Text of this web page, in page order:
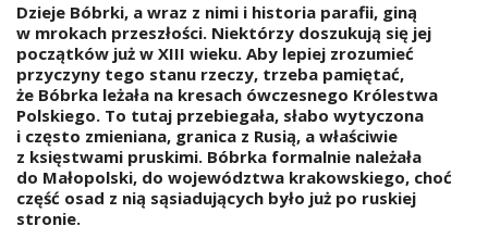
Dzieje Bóbrki, a wraz z nimi i historia parafii, giną
w mrokach przeszłości. Niektórzy doszukują się jej
początków już w XIII wieku. Aby lepiej zrozumieć
przyczyny tego stanu rzeczy, trzeba pamiętać,
że Bóbrka leżała na kresach ówczesnego Królestwa
Polskiego. To tutaj przebiegała, słabo wytyczona
i często zmieniana, granica z Rusią, a właściwie
z księstwami pruskimi. Bóbrka formalnie należała
do Małopolski, do województwa krakowskiego, choć
część osad z nią sąsiadujących było już po ruskiej
stronie.